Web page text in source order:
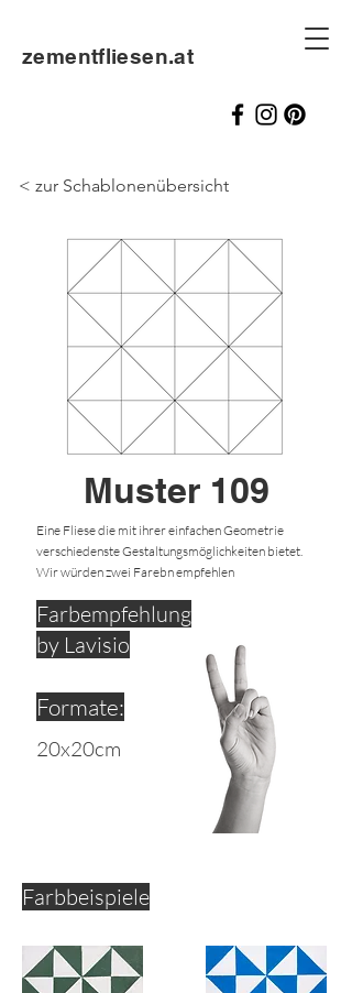
zementfliesen.at
< zur Schablonenübersicht
Muster 109
Eine Fliese die mit ihrer einfachen Geometrie
verschiedenste Gestaltungsmöglichkeiten bietet.
Wir würden zwei Farebn empfehlen
Formate:
20x20cm
Farbempfehlung
by Lavisio
Farbbeispiele